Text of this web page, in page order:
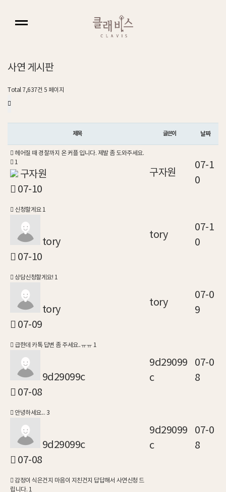
사연 게 시 판
Total 7,637건 5 페이지
제목 글쓴이 날짜
헤어질 때 경찰까지 온 커플 입니다. 제발 좀 도와주세요.
1
구자원
07-10
구자원
07-1
0
신청할게요 1
tory
07-10
tory
07-1
0
상담신청할게요! 1
tory
07-09
tory
07-0
9
급한데 카톡 답변 좀 주세요..ㅠㅠ 1
9d29099c
07-08
9d29099
c
07-0
8
안녕하세요... 3
9d29099c
07-08
9d29099
c
07-0
8
감정이 식은건지 마음이 지친건지 답답해서 사연신청 드
립니다. 1